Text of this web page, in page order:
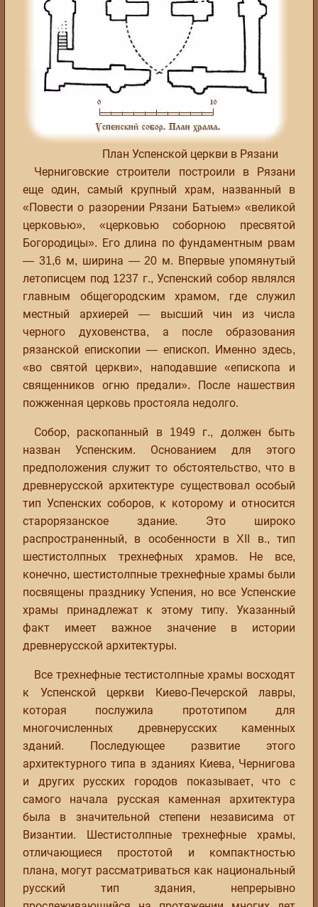
План Успенской церкви в Рязани
Черниговские строители построили в Рязани
еще один, самый крупный храм, названный в
«Повести о разорении Рязани Батыем» «великой
церковью», «церковью соборною пресвятой
Богородицы». Его длина по фундаментным рвам
— 31,6 м, ширина — 20 м. Впервые упомянутый
летописцем под 1237 г., Успенский собор являлся
главным общегородским храмом, где служил
местный архиерей — высший чин из числа
черного духовенства, а после образования
рязанской епископии — епископ. Именно здесь,
«во святой церкви», наподавшие «епископа и
священников огню предали». После нашествия
пожженная церковь простояла недолго.
Собор, раскопанный в 1949 г., должен быть
назван Успенским. Основанием для этого
предположения служит то обстоятельство, что в
древнерусской архитектуре существовал особый
тип Успенских соборов, к которому и относится
старорязанское здание. Это широко
распространенный, в особенности в XII в., тип
шестистолпных трехнефных храмов. Не все,
конечно, шестистолпные трехнефные храмы были
посвящены празднику Успения, но все Успенские
храмы принадлежат к этому типу. Указанный
факт имеет важное значение в истории
древнерусской архитектуры.
Все трехнефные тестистолпные храмы восходят
к Успенской церкви Киево-Печерской лавры,
которая послужила прототипом для
многочисленных древнерусских каменных
зданий. Последующее развитие этого
архитектурного типа в зданиях Киева, Чернигова
и других русских городов показывает, что с
самого начала русская каменная архитектура
была в значительной степени независима от
Византии. Шестистолпные трехнефные храмы,
отличающиеся простотой и компактностью
плана, могут рассматриваться как национальный
русский тип здания, непрерывно